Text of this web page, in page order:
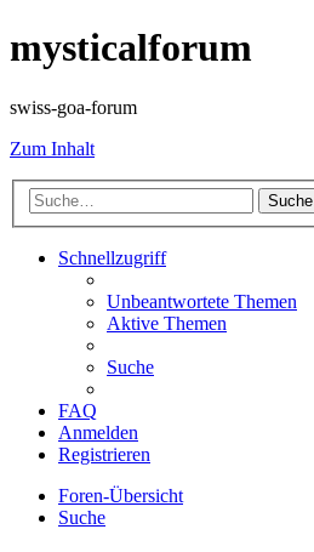
mysticalforum
swiss-goa-forum
Zum Inhalt
Suche
Schnellzugriff
Unbeantwortete Themen
Aktive Themen
Suche
FAQ
Anmelden
Registrieren
Foren-Übersicht
Suche